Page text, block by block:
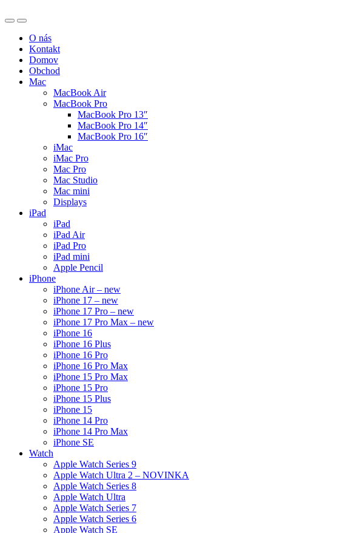
O nás
Kontakt
Domov
Obchod
Mac
MacBook Air
MacBook Pro
MacBook Pro 13″
MacBook Pro 14″
MacBook Pro 16″
iMac
iMac Pro
Mac Pro
Mac Studio
Mac mini
Displays
iPad
iPad
iPad Air
iPad Pro
iPad mini
Apple Pencil
iPhone
iPhone Air – new
iPhone 17 – new
iPhone 17 Pro – new
iPhone 17 Pro Max – new
iPhone 16
iPhone 16 Plus
iPhone 16 Pro
iPhone 16 Pro Max
iPhone 15 Pro Max
iPhone 15 Pro
iPhone 15 Plus
iPhone 15
iPhone 14 Pro
iPhone 14 Pro Max
iPhone SE
Watch
Apple Watch Series 9
Apple Watch Ultra 2 – NOVINKA
Apple Watch Series 8
Apple Watch Ultra
Apple Watch Series 7
Apple Watch Series 6
Apple Watch SE